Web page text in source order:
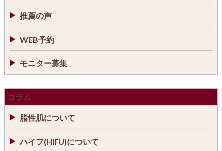
推薦の声
WEB予約
モニター募集
コラム
脂性肌について
ハイフ(HIFU)について